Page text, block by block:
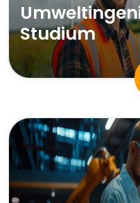
Studium